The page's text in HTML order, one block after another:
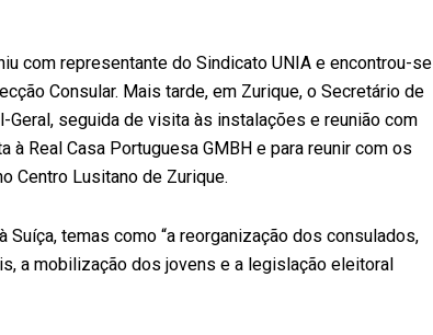
com representante do Sindicato UNIA e encontrou-se
Consular. Mais tarde, em Zurique, o Secretário de
seguida de visita às instalações e reunião com
Real Casa Portuguesa GMBH e para reunir com os
Centro Lusitano de Zurique.
Suíça, temas como “a reorganização dos consulados,
a mobilização dos jovens e a legislação eleitoral